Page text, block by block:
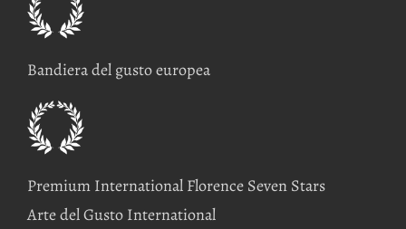
Bandiera del gusto europea
Premium International Florence Seven Stars
Arte del Gusto International